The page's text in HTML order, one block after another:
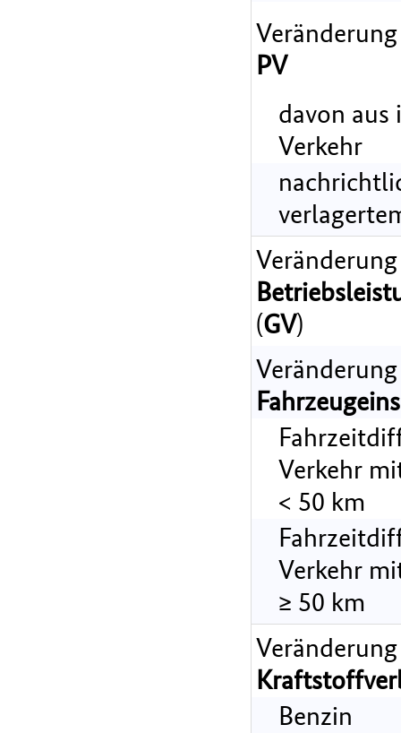
PV
davon
Verkehr
(GV)
Verkehr
< 50 km
Verkehr
≥ 50 km
Benzin